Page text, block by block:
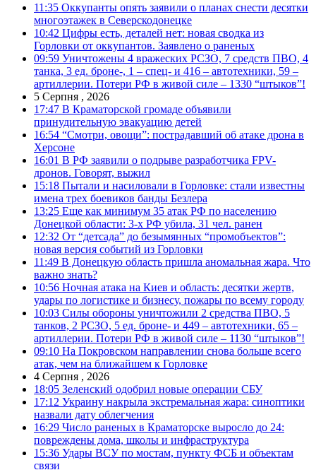
11:35 Оккупанты опять заявили о планах снести десятки
многоэтажек в Северскодонецке
10:42 Цифры есть, деталей нет: новая сводка из
Горловки от оккупантов. Заявлено о раненых
09:59 Уничтожены 4 вражеских РСЗО, 7 средств ПВО, 4
танка, 3 ед. броне-, 1 – спец- и 416 – автотехники, 59 –
артиллерии. Потери РФ в живой силе – 1330 “штыков”!
5 Серпня , 2026
17:47 В Краматорской громаде объявили
принудительную эвакуацию детей
16:54 “Смотри, овощи”: пострадавший об атаке дрона в
Херсоне
16:01 В РФ заявили о подрыве разработчика FPV-
дронов. Говорят, выжил
15:18 Пытали и насиловали в Горловке: стали известны
имена трех боевиков банды Безлера
13:25 Еще как минимум 35 атак РФ по населению
Донецкой области: 3-х РФ убила, 31 чел. ранен
12:32 От “детсада” до безымянных “промобъектов”:
новая версия событий из Горловки
11:49 В Донецкую область пришла аномальная жара. Что
важно знать?
10:56 Ночная атака на Киев и область: десятки жертв,
удары по логистике и бизнесу, пожары по всему городу
10:03 Силы обороны уничтожили 2 средства ПВО, 5
танков, 2 РСЗО, 5 ед. броне- и 449 – автотехники, 65 –
артиллерии. Потери РФ в живой силе – 1130 “штыков”!
09:10 На Покровском направлении снова больше всего
атак, чем на ближайшем к Горловке
4 Серпня , 2026
18:05 Зеленский одобрил новые операции СБУ
17:12 Украину накрыла экстремальная жара: синоптики
назвали дату облегчения
16:29 Число раненых в Краматорске выросло до 24:
повреждены дома, школы и инфраструктура
15:36 Удары ВСУ по мостам, пункту ФСБ и объектам
связи